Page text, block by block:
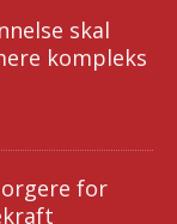
skal
kompleks
for